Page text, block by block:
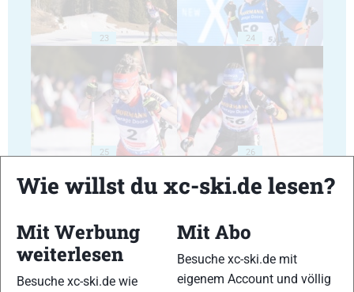
23 24
25 26
28
Wie willst du xc-ski.de lesen?
Mit Werbung
weiterlesen
Besuche xc-ski.de wie
Mit Abo
Besuche xc-ski.de mit
eigenem Account und völlig